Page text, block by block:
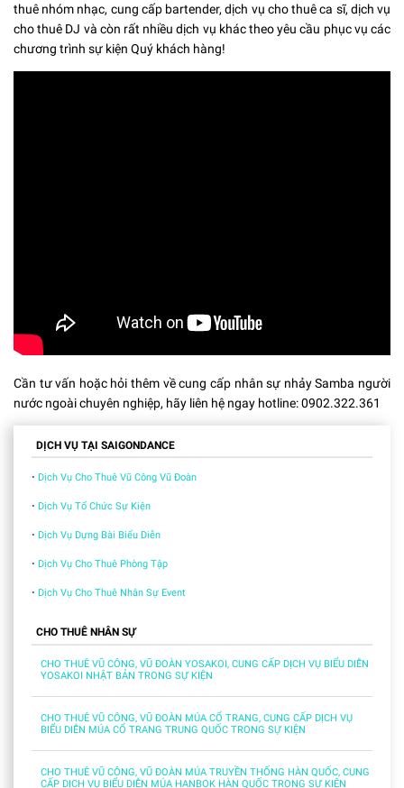
thuê nhóm nhạc, cung cấp bartender, dịch vụ cho thuê ca sĩ, dịch vụ
cho thuê DJ và còn rất nhiều dịch vụ khác theo yêu cầu phục vụ các
chương trình sự kiện Quý khách hàng!
Cần tư vấn hoặc hỏi thêm về cung cấp nhân sự nhảy Samba người
nước ngoài chuyên nghiệp, hãy liên hệ ngay hotline: 0902.322.361
DỊCH VỤ TẠI SAIGONDANCE
• Dịch Vụ Cho Thuê Vũ Công Vũ Đoàn
• Dịch Vụ Tổ Chức Sự Kiện
• Dịch Vụ Dựng Bài Biểu Diễn
• Dịch Vụ Cho Thuê Phòng Tập
• Dịch Vụ Cho Thuê Nhân Sự Event
CHO THUÊ NHÂN SỰ
CHO THUÊ VŨ CÔNG, VŨ ĐOÀN YOSAKOI, CUNG CẤP DỊCH VỤ BIỂU DIỄN
YOSAKOI NHẬT BẢN TRONG SỰ KIỆN
CHO THUÊ VŨ CÔNG, VŨ ĐOÀN MÚA CỔ TRANG, CUNG CẤP DỊCH VỤ
BIỂU DIỄN MÚA CỔ TRANG TRUNG QUỐC TRONG SỰ KIỆN
CHO THUÊ VŨ CÔNG, VŨ ĐOÀN MÚA TRUYỀN THỐNG HÀN QUỐC, CUNG
CẤP DỊCH VỤ BIỂU DIỄN MÚA HANBOK HÀN QUỐC TRONG SỰ KIỆN